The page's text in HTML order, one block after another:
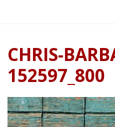
CHRIS-
152597_800